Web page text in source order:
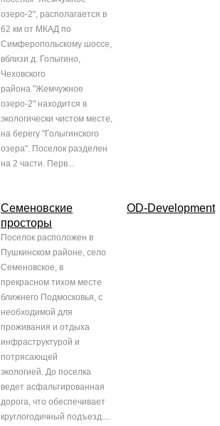
озеро-2", располагается в
62 км от МКАД по
Симферопольскому шоссе,
вблизи д. Голыгино,
Чеховского
района."Жемчужное
озеро-2" находится в
экологически чистом месте,
на берегу "Голыгинского
озера". Поселок разделен
на 2 части. Перв...
Семеновские
просторы
Поселок расположен в
Пушкинском районе, село
Семеновское, в
прекрасном тихом месте
ближнего Подмосковья, с
необходимой для
проживания и отдыха
инфраструктурой и
потрясающей
экологией. До поселка
ведет асфальтированная
дорога, что обеспечивает
круглогодичный подъезд....
OD-Development